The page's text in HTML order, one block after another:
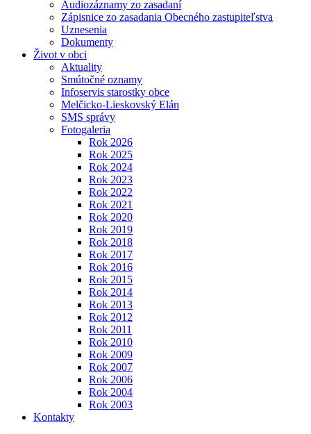
Audiozáznamy zo zasadaní
Zápisnice zo zasadania Obecného zastupiteľstva
Uznesenia
Dokumenty
Život v obci
Aktuality
Smútočné oznamy
Infoservis starostky obce
Melčicko-Lieskovský Elán
SMS správy
Fotogaleria
Rok 2026
Rok 2025
Rok 2024
Rok 2023
Rok 2022
Rok 2021
Rok 2020
Rok 2019
Rok 2018
Rok 2017
Rok 2016
Rok 2015
Rok 2014
Rok 2013
Rok 2012
Rok 2011
Rok 2010
Rok 2009
Rok 2007
Rok 2006
Rok 2004
Rok 2003
Kontakty